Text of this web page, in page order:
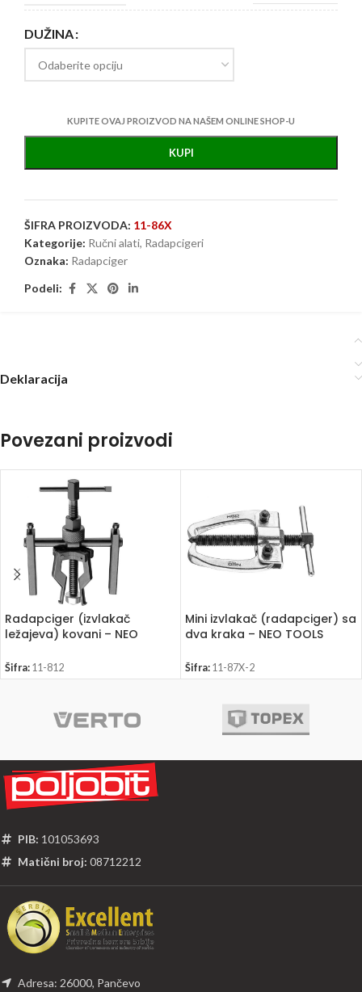
DUŽINA
KUPITE OVAJ PROIZVOD NA NAŠEM ONLINE SHOP-U
KUPI
ŠIFRA PROIZVODA: 11-86X
Kategorije: Ručni alati, Radapcigeri
Oznaka: Radapciger
Podeli:
Deklaracija
Povezani proizvodi
Radapciger (izvlakač
ležajeva) kovani – NEO
Šifra: 11-812
Mini izvlakač (radapciger) sa
dva kraka – NEO TOOLS
Šifra: 11-87X-2
PIB: 101053693
Matični broj: 08712212
Adresa: 26000, Pančevo